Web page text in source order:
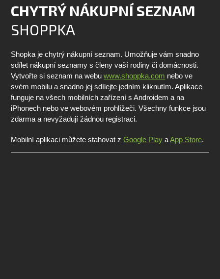
CHYTRÝ NÁKUPNÍ SEZNAM
SHOPPKA
Shopka je chytrý nákupní seznam. Umožňuje vám snadno
sdílet nákupní seznamy s členy vaší rodiny či domácnosti.
Vytvořte si seznam na webuwww.shoppka.com nebo ve
svém mobilu a snadno jej sdílejte jedním kliknutím. Aplikace
funguje na všech mobilních zařízení s Androidem a na
iPhonech nebo ve webovém prohlížeči. Všechny funkce jsou
zdarma a nevyžadují žádnou registraci.
Mobilní aplikaci můžete stahovat zGoogle Play aApp Store.